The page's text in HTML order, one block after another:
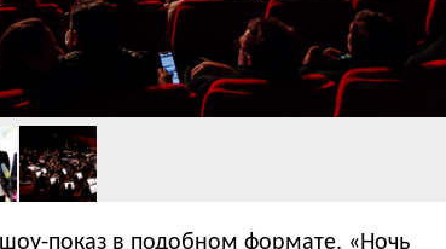
показ в подобном формате. «Ночь